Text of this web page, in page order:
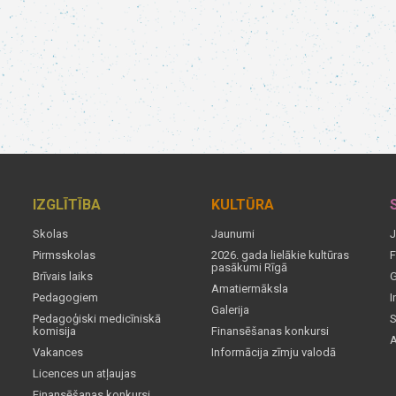
IZGLĪTĪBA
Skolas
Pirmsskolas
Brīvais laiks
Pedagogiem
Pedagoģiski medicīniskā
komisija
Vakances
Licences un atļaujas
KULTŪRA
Jaunumi
2026. gada lielākie kultūras
pasākumi Rīgā
Amatiermāksla
Galerija
Finansēšanas konkursi
Informācija zīmju valodā